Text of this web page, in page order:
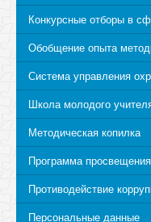
Конкурсные отборы в
Обобщение опыта
Система управления
Школа молодого
Методическая копилка
Программа
Противодействие
Персональные данные